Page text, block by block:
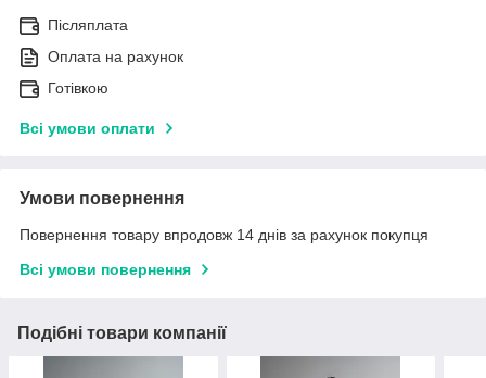
Післяплата
Оплата на рахунок
Готівкою
Всі умови оплати
Умови повернення
Повернення товару впродовж 14 днів за рахунок покупця
Всі умови повернення
Подібні товари компанії